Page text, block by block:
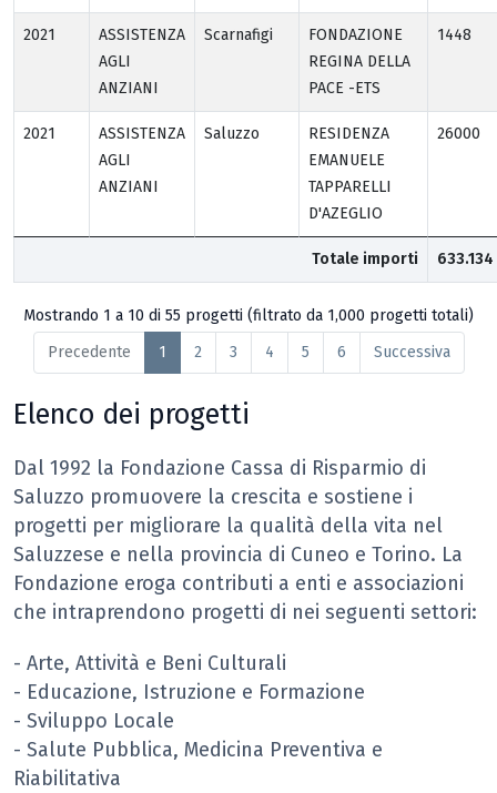
2021
ASSISTENZA
AGLI
ANZIANI
Scarnafigi
FONDAZIONE
REGINA DELLA
PACE -ETS
1448
2021
ASSISTENZA
AGLI
ANZIANI
Saluzzo
RESIDENZA
EMANUELE
TAPPARELLI
D'AZEGLIO
26000
Totale importi 633.134
Mostrando 1 a 10 di 55 progetti (filtrato da 1,000 progetti totali)
Precedente
1 2 3 4 5 6 Successiva
Elenco dei progetti
Dal 1992 la Fondazione Cassa di Risparmio di
Saluzzo promuovere la crescita e sostiene i
progetti per migliorare la qualità della vita nel
Saluzzese e nella provincia di Cuneo e Torino. La
Fondazione eroga contributi a enti e associazioni
che intraprendono progetti di nei seguenti settori:
- Arte, Attività e Beni Culturali
- Educazione, Istruzione e Formazione
- Sviluppo Locale
- Salute Pubblica, Medicina Preventiva e
Riabilitativa